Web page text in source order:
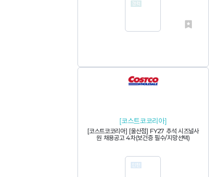
[코스트코코리아]
[코스트코코리아] [울산점] FY27 추석 시즈널사
원 채용공고 4차(보건증 필수/지망선택)